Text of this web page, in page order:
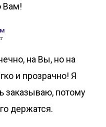
Вам!
на Вы, но на
и прозрачно! Я
заказываю, потому
держатся.